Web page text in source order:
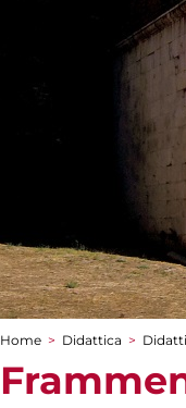
Tu sei qui
Home > Didattica >